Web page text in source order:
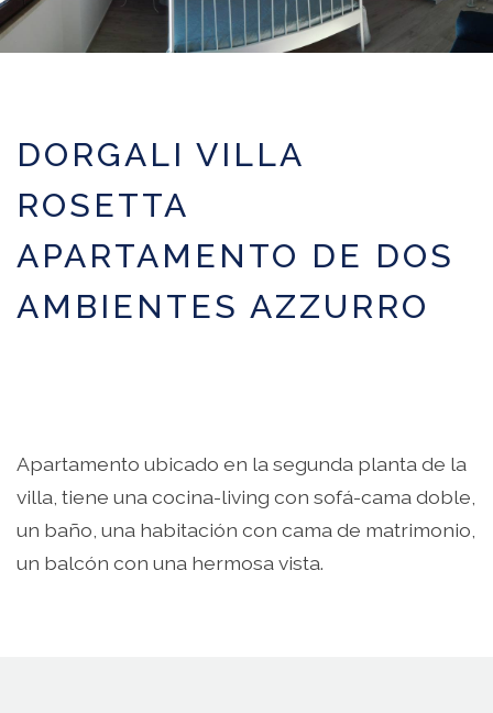
DORGALI VILLA
ROSETTA
APARTAMENTO DE DOS
AMBIENTES AZZURRO
Apartamento ubicado en la segunda planta de la
villa, tiene una cocina-living con sofá-cama doble,
un baño, una habitación con cama de matrimonio,
un balcón con una hermosa vista.